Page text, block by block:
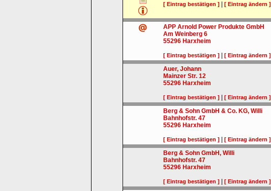
[ Eintrag bestätigen ] [ Eintrag ändern ]
APP Arnold Power Produkte GmbH
Am Weinberg 6
55296 Harxheim
[ Eintrag bestätigen ] [ Eintrag ändern ]
Auer, Johann
Mainzer Str. 12
55296 Harxheim
[ Eintrag bestätigen ] [ Eintrag ändern ]
Berg & Sohn GmbH & Co. KG, Willi
Bahnhofstr. 47
55296 Harxheim
[ Eintrag bestätigen ] [ Eintrag ändern ]
Berg & Sohn GmbH, Willi
Bahnhofstr. 47
55296 Harxheim
[ Eintrag bestätigen ] [ Eintrag ändern ]